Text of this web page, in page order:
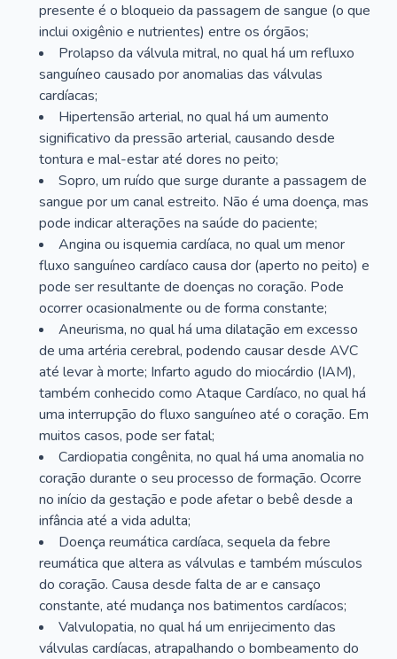
presente é o bloqueio da passagem de sangue (o que
inclui oxigênio e nutrientes) entre os órgãos;
Prolapso da válvula mitral, no qual há um refluxo
sanguíneo causado por anomalias das válvulas
cardíacas;
Hipertensão arterial, no qual há um aumento
significativo da pressão arterial, causando desde
tontura e mal-estar até dores no peito;
Sopro, um ruído que surge durante a passagem de
sangue por um canal estreito. Não é uma doença, mas
pode indicar alterações na saúde do paciente;
Angina ou isquemia cardíaca, no qual um menor
fluxo sanguíneo cardíaco causa dor (aperto no peito) e
pode ser resultante de doenças no coração. Pode
ocorrer ocasionalmente ou de forma constante;
Aneurisma, no qual há uma dilatação em excesso
de uma artéria cerebral, podendo causar desde AVC
até levar à morte; Infarto agudo do miocárdio (IAM),
também conhecido como Ataque Cardíaco, no qual há
uma interrupção do fluxo sanguíneo até o coração. Em
muitos casos, pode ser fatal;
Cardiopatia congênita, no qual há uma anomalia no
coração durante o seu processo de formação. Ocorre
no início da gestação e pode afetar o bebê desde a
infância até a vida adulta;
Doença reumática cardíaca, sequela da febre
reumática que altera as válvulas e também músculos
do coração. Causa desde falta de ar e cansaço
constante, até mudança nos batimentos cardíacos;
Valvulopatia, no qual há um enrijecimento das
válvulas cardíacas, atrapalhando o bombeamento do